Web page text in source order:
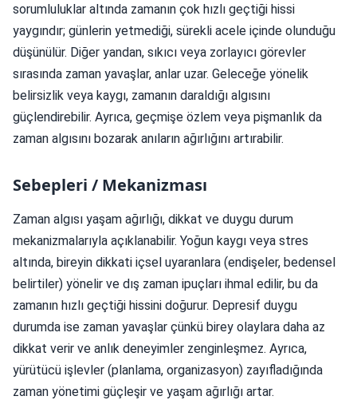
sorumluluklar altında zamanın çok hızlı geçtiği hissi
yaygındır; günlerin yetmediği, sürekli acele içinde olunduğu
düşünülür. Diğer yandan, sıkıcı veya zorlayıcı görevler
sırasında zaman yavaşlar, anlar uzar. Geleceğe yönelik
belirsizlik veya kaygı, zamanın daraldığı algısını
güçlendirebilir. Ayrıca, geçmişe özlem veya pişmanlık da
zaman algısını bozarak anıların ağırlığını artırabilir.
Sebepleri / Mekanizması
Zaman algısı yaşam ağırlığı, dikkat ve duygu durum
mekanizmalarıyla açıklanabilir. Yoğun kaygı veya stres
altında, bireyin dikkati içsel uyaranlara (endişeler, bedensel
belirtiler) yönelir ve dış zaman ipuçları ihmal edilir, bu da
zamanın hızlı geçtiği hissini doğurur. Depresif duygu
durumda ise zaman yavaşlar çünkü birey olaylara daha az
dikkat verir ve anlık deneyimler zenginleşmez. Ayrıca,
yürütücü işlevler (planlama, organizasyon) zayıfladığında
zaman yönetimi güçleşir ve yaşam ağırlığı artar.